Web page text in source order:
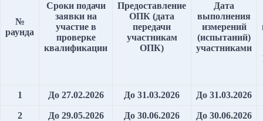
№
раунда
Сроки подачи
заявки на
участие в
проверке
квалификации
Предоставление
ОПК (дата
передачи
участникам
ОПК)
Дата
выполнения
измерений
(испытаний)
участниками
1 До 27.02.2026 До 31.03.2026 До 31.03.2026
2 До 29.05.2026 До 30.06.2026 До 30.06.2026